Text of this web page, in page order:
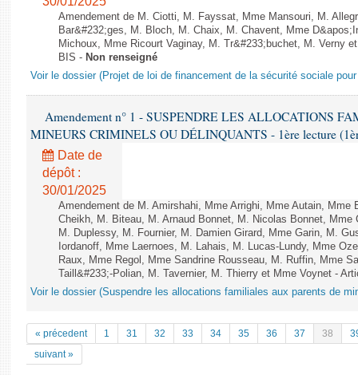
Amendement de M. Ciotti, M. Fayssat, Mme Mansouri, M.
Bar&#232;ges, M. Bloch, M. Chaix, M. Chavent, Mme
Michoux, Mme Ricourt Vaginay, M. Tr&#233;buchet, M. Verny
BIS - Non renseigné
Voir le dossier (Projet de loi de financement de la sécurité sociale pour
Amendement n° 1 - SUSPENDRE LES ALLOCATIONS
MINEURS CRIMINELS OU DÉLINQUANTS - 1ère lecture
Date de
dépôt :
30/01/2025
Amendement de M. Amirshahi, Mme Arrighi, Mme Autain,
Cheikh, M. Biteau, M. Arnaud Bonnet, M. Nicolas Bonnet, Mme
M. Duplessy, M. Fournier, M. Damien Girard, Mme Garin, M.
Iordanoff, Mme Laernoes, M. Lahais, M. Lucas-Lundy, Mme
Raux, Mme Regol, Mme Sandrine Rousseau, M. Ruffin, Mme
Taill&#233;-Polian, M. Tavernier, M. Thierry et Mme Voynet -
Voir le dossier (Suspendre les allocations familiales aux parents de
« précedent 1 31 32 33 34 35 36 37 38
suivant »